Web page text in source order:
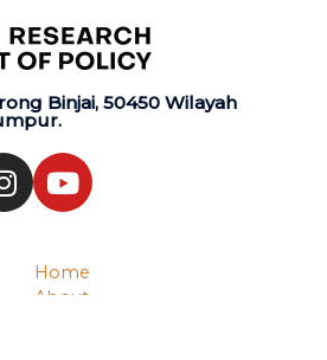
Binjai, 50450 Wilayah
Home
About